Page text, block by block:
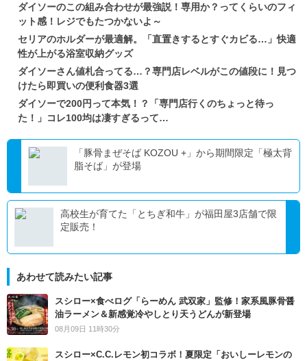
ダイソーのこの組み合わせが最強説！専用か？ってくらいのフィ
ット感！レジでもたつかないよ～
セリアのホルダーが最適解。「直置きするとすぐカビる…」快適
性が上がる浴室収納グッズ
ダイソーさん値札合ってる…？専門店レベルがこの値段に！見つ
けたら即買いの便利食器3選
ダイソーで200円って本気！？「専門店行くのちょっと待っ
た！」コレ100均は凄すぎるって…
「豚骨まぜそば KOZOU +」から期間限定「極太背
脂そば」が登場
高校生が育てた「とちぎ和牛」が福田屋3店舗で限
定販売！
あわせて読みたい記事
スシロー×食べログ「らーめん 武双家」監修！家系風豚骨醤
油ラーメン＆新感覚冷やしとり天うどんが新登場
08月09日 11時30分
スシロー×C.C.レモン初コラボ！夏限定「おいしーレモンの